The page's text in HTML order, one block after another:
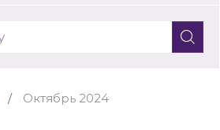
Октябрь 2024